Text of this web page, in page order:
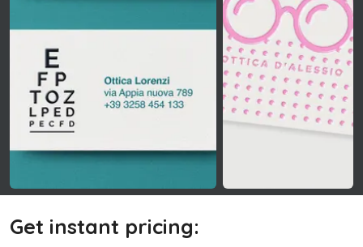
Get instant pricing: